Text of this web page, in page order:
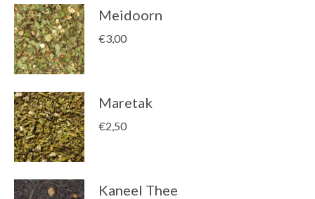
Meidoorn
€3,00
Maretak
€2,50
Kaneel Thee